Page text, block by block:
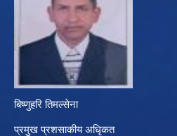
बिष्णुहरि तिमल्सेना
प्रमुख प्रशसाकीय अधिृकत